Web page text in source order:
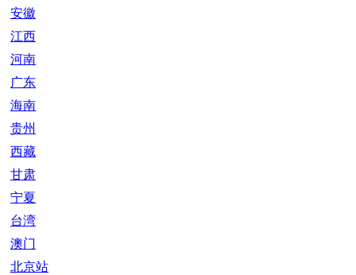
安徽
江西
河南
广东
海南
贵州
西藏
甘肃
宁夏
台湾
澳门
北京站